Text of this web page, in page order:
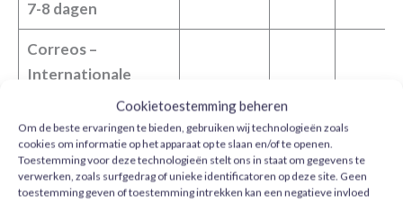
Cookietoestemming beheren
Om de beste ervaringen te bieden, gebruiken wij technologieën zoals
cookies om informatie op het apparaat op te slaan en/of te openen.
Toestemming voor deze technologieën stelt ons in staat om gegevens te
verwerken, zoals surfgedrag of unieke identificatoren op deze site. Geen
toestemming geven of toestemming intrekken kan een negatieve invloed
7-8 dagen
Correos –
Internationale
Thuisbezorging 5-6
dagen
Ierland